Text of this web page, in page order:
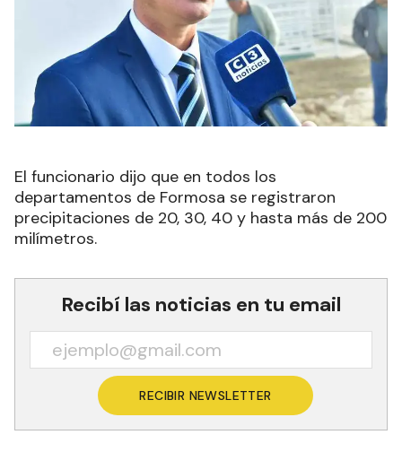
El funcionario dijo que en todos los
departamentos de Formosa se registraron
precipitaciones de 20, 30, 40 y hasta más de 200
milímetros.
Recibí las noticias en tu email
RECIBIR NEWSLETTER